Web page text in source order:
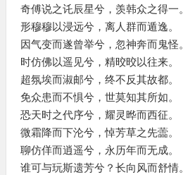
奇傅说之讬辰星兮，羡韩众之得一。
形穆穆以浸远兮，离人群而遁逸。
因气变而遂曾举兮，忽神奔而鬼怪。
时仿佛以遥见兮，精晈晈以往来。
超氛埃而淑邮兮，终不反其故都。
免众患而不惧兮，世莫知其所如。
恐天时之代序兮，耀灵晔而西征。
微霜降而下沦兮，悼芳草之先蘦。
聊仿佯而逍遥兮，永历年而无成。
谁可与玩斯遗芳兮？长向风而舒情。